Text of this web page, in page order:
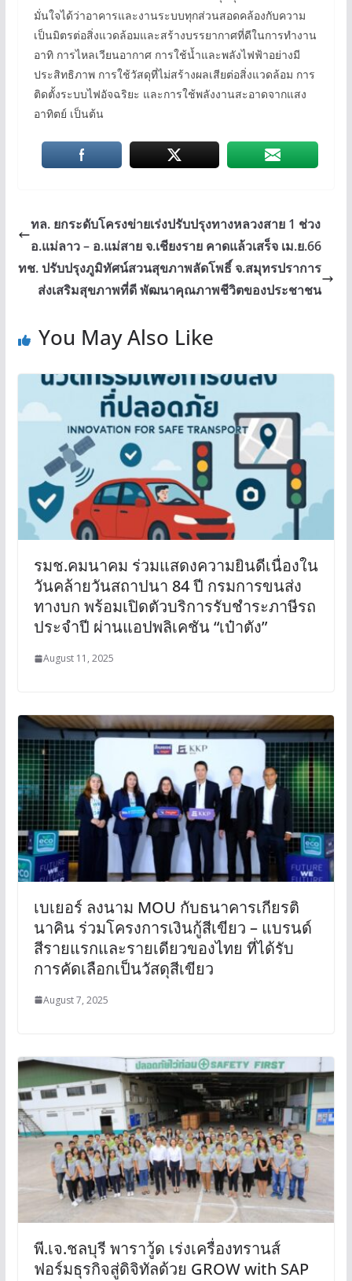
มั่นใจได้ว่าอาคารและงานระบบทุกส่วนสอดคล้องกับความ
เป็นมิตรต่อสิ่งแวดล้อมและสร้างบรรยากาศที่ดีในการทำงาน
อาทิ การไหลเวียนอากาศ การใช้น้ำและพลังไฟฟ้าอย่างมี
ประสิทธิภาพ การใช้วัสดุที่ไม่สร้างผลเสียต่อสิ่งแวดล้อม การ
ติดตั้งระบบไฟอัจฉริยะ และการใช้พลังงานสะอาดจากแสง
อาทิตย์ เป็นต้น
ทล. ยกระดับโครงข่ายเร่งปรับปรุงทางหลวงสาย 1 ช่วง
อ.แม่ลาว – อ.แม่สาย จ.เชียงราย คาดแล้วเสร็จ เม.ย.66
ทช. ปรับปรุงภูมิทัศน์สวนสุขภาพลัดโพธิ์ จ.สมุทรปราการ
ส่งเสริมสุขภาพที่ดี พัฒนาคุณภาพชีวิตของประชาชน
You May Also Like
รมช.คมนาคม ร่วมแสดงความยินดีเนื่องใน
วันคล้ายวันสถาปนา 84 ปี กรมการขนส่ง
ทางบก พร้อมเปิดตัวบริการรับชำระภาษีรถ
ประจำปี ผ่านแอปพลิเคชัน “เป๋าตัง”
August 11, 2025
เบเยอร์ ลงนาม MOU กับธนาคารเกียรติ
นาคิน ร่วมโครงการเงินกู้สีเขียว – แบรนด์
สีรายแรกและรายเดียวของไทย ที่ได้รับ
การคัดเลือกเป็นวัสดุสีเขียว
August 7, 2025
พี.เจ.ชลบุรี พาราวู้ด เร่งเครื่องทรานส์
ฟอร์มธุรกิจสู่ดิจิทัลด้วย GROW with SAP